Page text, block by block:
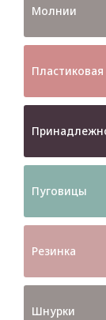
Молнии
Пуговицы
Резинка
Шнурки